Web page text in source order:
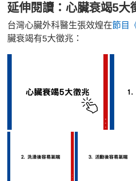
延伸閱讀：心臟衰竭5大
台灣心臟外科醫生張效煌在節目
臟衰竭有5大徵兆：